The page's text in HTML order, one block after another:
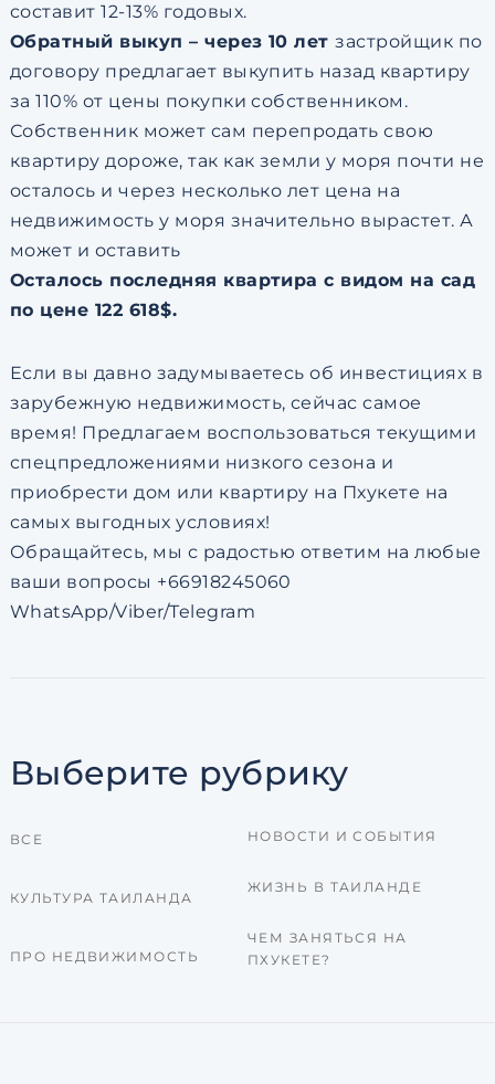
составит 12-13% годовых.
Обратный выкуп – через 10 летзастройщик по
договору предлагает выкупить назад квартиру
за 110% от цены покупки собственником.
Собственник может сам перепродать свою
квартиру дороже, так как земли у моря почти не
осталось и через несколько лет цена на
недвижимость у моря значительно вырастет. А
может и оставить
Осталось последняя квартира с видом на сад
по цене 122 618$.
Если вы давно задумываетесь об инвестициях в
зарубежную недвижимость, сейчас самое
время! Предлагаем воспользоваться текущими
спецпредложениями низкого сезона и
приобрести дом или квартиру на Пхукете на
самых выгодных условиях!
Обращайтесь, мы с радостью ответим на любые
ваши вопросы +66918245060
WhatsApp/Viber/Telegram
Выберите рубрику
ВСЕ
КУЛЬТУРА ТАИЛАНДА
ПРО НЕДВИЖИМОСТЬ
НОВОСТИ И СОБЫТИЯ
ЖИЗНЬ В ТАИЛАНДЕ
ЧЕМ ЗАНЯТЬСЯ НА
ПХУКЕТЕ?